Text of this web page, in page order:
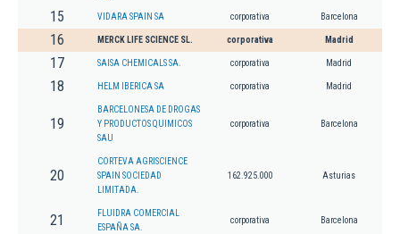
15 VIDARA SPAIN SA corporativa Barcelona
16 MERCK LIFE SCIENCE SL. corporativa Madrid
17 SAISA CHEMICALS SA. corporativa Madrid
18 HELM IBERICA SA corporativa Madrid
19
BARCELONESA DE DROGAS
Y PRODUCTOS QUIMICOS
SAU
corporativa Barcelona
20
CORTEVA AGRISCIENCE
SPAIN SOCIEDAD
LIMITADA.
162.925.000 Asturias
21
FLUIDRA COMERCIAL
ESPAÑA SA.
corporativa Barcelona